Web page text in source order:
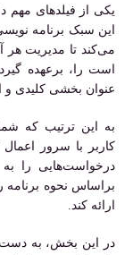
یکی از فیلدهای مهم
این سبک برنامه
می‌کند تا مدیریت هر
عنوان بخشی
به این ترتیب که
کاربر با سرور
درخواست‌هایی را
براساس نحوه برنامه
ارائه کند.
در این بخش، به دست